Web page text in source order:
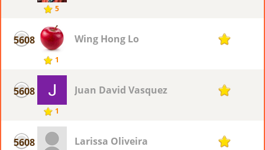
5
5608
1
Wing Hong Lo 1
5608
1
Juan David Vasquez 1
5608 Larissa Oliveira 1